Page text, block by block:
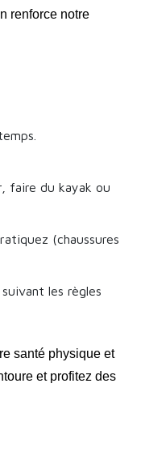
renforce notre
faire du kayak ou
(chaussures
les règles
santé physique et
et profitez des